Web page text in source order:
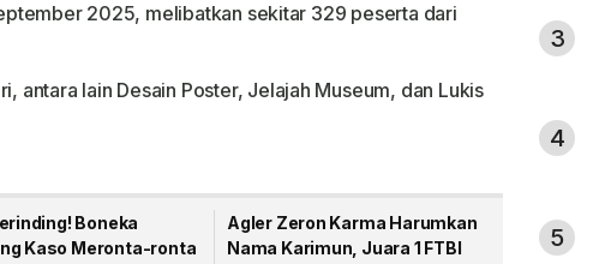
2025, melibatkan sekitar 329 peserta dari
antara lain Desain Poster, Jelajah Museum, dan Lukis
Boneka
Kaso Meronta-ronta
Agler Zeron Karma Harumkan
Nama Karimun, Juara 1 FTBI
3
4
5